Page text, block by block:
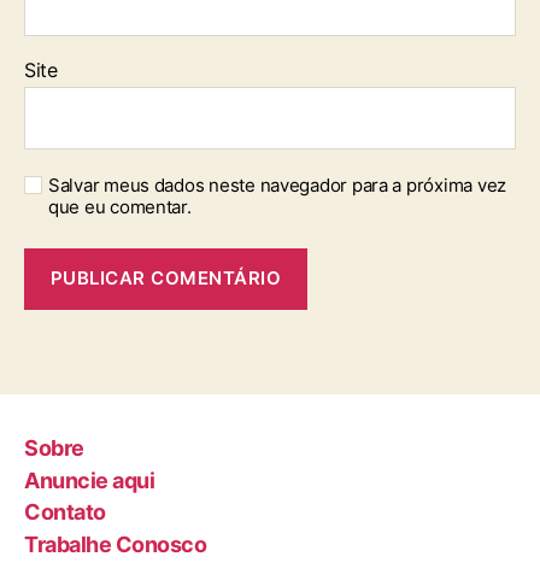
Site
Salvar meus dados neste navegador para a próxima vez
que eu comentar.
Sobre
Anuncie aqui
Contato
Trabalhe Conosco